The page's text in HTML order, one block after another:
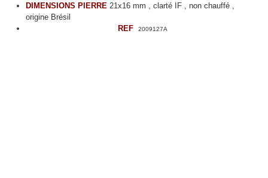
DIMENSIONS PIERRE 21x16 mm , clarté IF , non chauffé ,
origine Brésil
REF
2009127A